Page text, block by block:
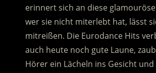
erinnert sich an diese
wer sie nicht miterlebt hat, lässt
mitreißen. Die Eurodance Hits
auch heute noch gute Laune,
Hörer ein Lächeln ins Gesicht